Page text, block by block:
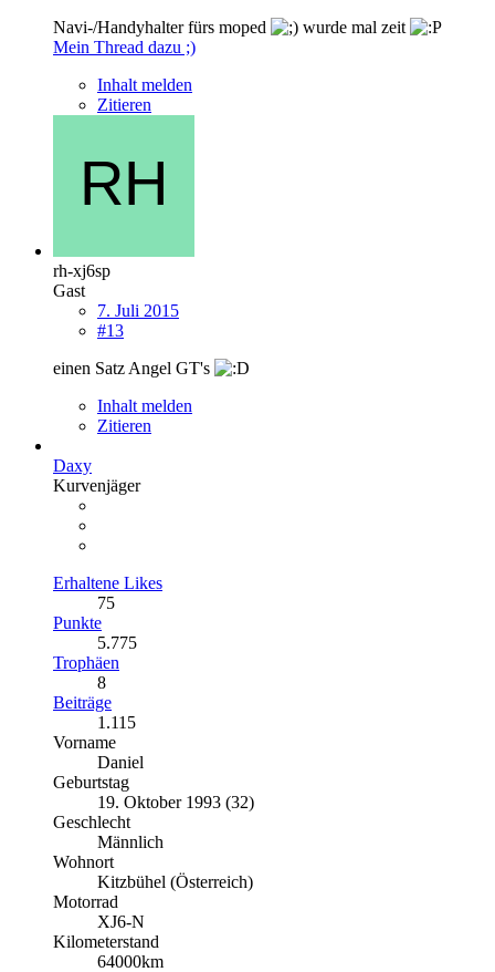
Navi-/Handyhalter fürs moped
wurde mal zeit
Mein Thread dazu ;)
Inhalt melden
Zitieren
rh-xj6sp
Gast
7. Juli 2015
#13
einen Satz Angel GT's
Inhalt melden
Zitieren
Daxy
Kurvenjäger
Erhaltene Likes
75
Punkte
5.775
Trophäen
8
Beiträge
1.115
Vorname
Daniel
Geburtstag
19. Oktober 1993 (32)
Geschlecht
Männlich
Wohnort
Kitzbühel (Österreich)
Motorrad
XJ6-N
Kilometerstand
64000km